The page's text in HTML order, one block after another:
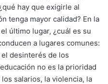
hay que exigirle al
tenga mayor calidad? En la
último lugar, ¿cuál es su
a lugares comunes:
desinterés de los
no es la prioridad
salarios, la violencia, la